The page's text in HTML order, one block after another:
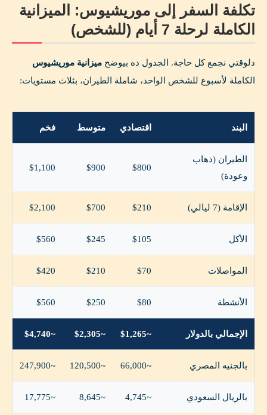
تكلفة السفر إلى موريشيوس: الميزانية
الكاملة لرحلة 7 أيام (للشخص)
دلوقتي نجمع كل حاجة. الجدول ده بيوضح ميزانية موريشيوس
الكاملة لأسبوع للشخص الواحد، شاملة الطيران، بثلاث مستويات:
البند اقتصادي متوسط فخم
الطيران (ذهاب
وعودة)
$800
$900
$1,100
الإقامة (7 ليالي) $210
$700
$2,100
الأكل $105
$245
$560
المواصلات $70
$210
$420
الأنشطة $80
$250
$560
الإجمالي بالدولار ~$1,265
~$2,305
~$4,740
بالجنيه المصري ~66,000
~120,500
~247,900
بالريال السعودي ~4,745
~8,645
~17,775